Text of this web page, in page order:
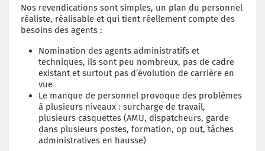
Nos revendications sont simples, un plan du personnel
réaliste, réalisable et qui tient réellement compte des
besoins des agents :
Nomination des agents administratifs et
techniques, ils sont peu nombreux, pas de cadre
existant et surtout pas d’évolution de carrière en
vue
Le manque de personnel provoque des problèmes
à plusieurs niveaux : surcharge de travail,
plusieurs casquettes (AMU, dispatcheurs, garde
dans plusieurs postes, formation, op out, tâches
administratives en hausse)